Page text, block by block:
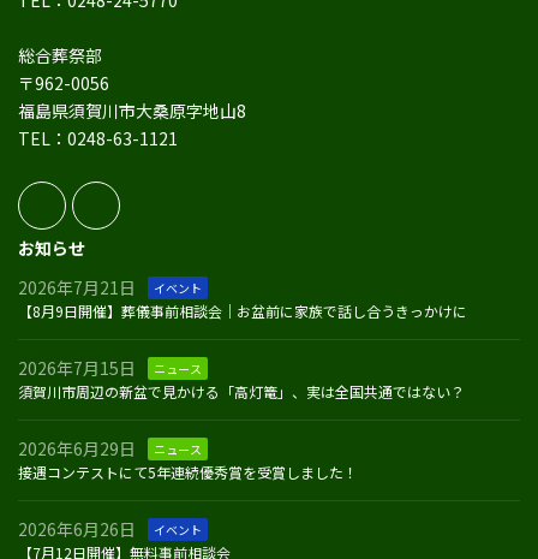
総合葬祭部
〒962-0056
福島県須賀川市大桑原字地山8
TEL：0248-63-1121
お知らせ
2026年7月21日
イベント
【8月9日開催】葬儀事前相談会｜お盆前に家族で話し合うきっかけに
2026年7月15日 ニュース
須賀川市周辺の新盆で見かける「高灯篭」、実は全国共通ではない？
2026年6月29日 ニュース
接遇コンテストにて5年連続優秀賞を受賞しました！
2026年6月26日 イベント
【7月12日開催】無料事前相談会